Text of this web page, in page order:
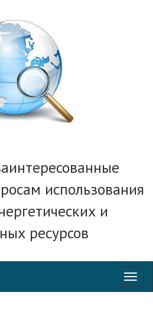
использования
и
ресурсов